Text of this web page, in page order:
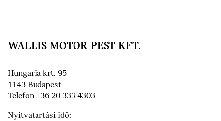
WALLIS MOTOR PEST KFT.
Hungaria krt. 95
1143 Budapest
Telefon +36 20 333 4303
Nyitvatartási idő: